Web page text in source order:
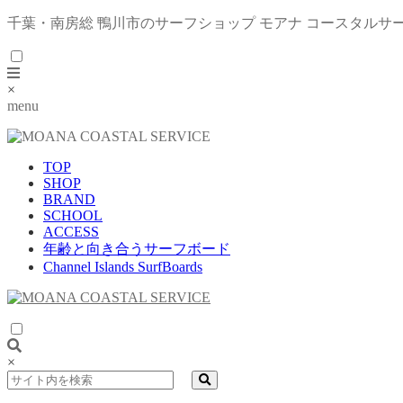
千葉・南房総 鴨川市のサーフショップ モアナ コースタルサ
×
menu
TOP
SHOP
BRAND
SCHOOL
ACCESS
年齢と向き合うサーフボード
Channel Islands SurfBoards
×